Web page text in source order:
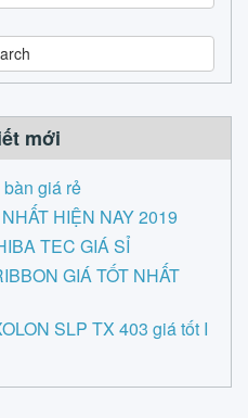
e
r
c
mới
giá rẻ
HIỆN NAY 2019
TEC GIÁ SỈ
GIÁ TỐT NHẤT
SLP TX 403 giá tốt I